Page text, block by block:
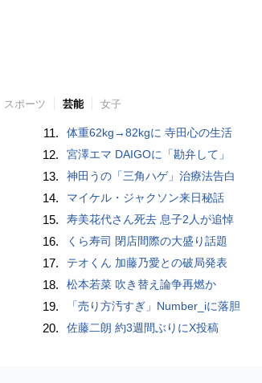
スポーツ 芸能 女子
11. 体重62kg→82kgに 寺田心の生活
12. 宮澤エマ DAIGOに「勘弁して」
13. 神田うの「三角ハゲ」治療法告白
14. マイケル・ジャクソン来日秘話
15. 寿美花代さん死去 息子2人が追悼
16. くら寿司 閉店間際の大盛り話題
17. テオくん 加藤乃愛との破局発表
18. 松本若菜 吹き替え論争再燃か
19. 「売り方汚すぎ」Number_iに落胆
20. 佐藤二朗 約3週間ぶりにX投稿